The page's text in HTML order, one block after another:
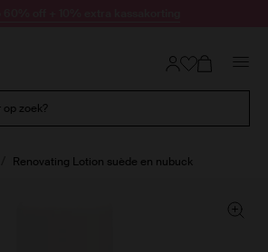
op zoek?
Renovating Lotion suède en nubuck